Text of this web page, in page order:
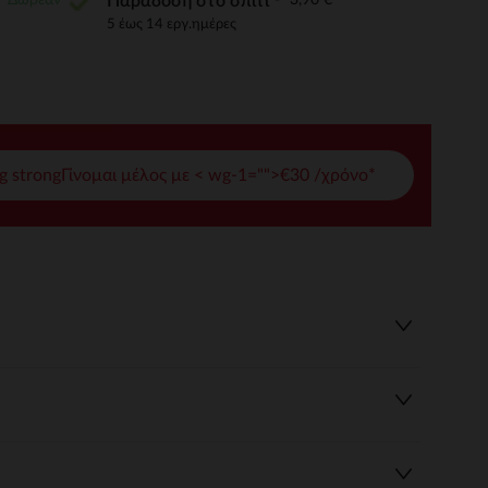
σας 5 έως 14 εργ.ημέρες
strongΓίνομαι μέλος με < wg-1="">€30 /χρόνο*